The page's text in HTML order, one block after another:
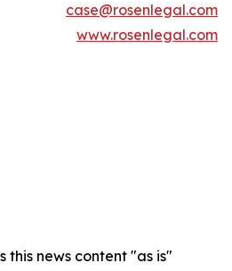
case@rosenlegal.com
www.rosenlegal.com
this news content "as is"